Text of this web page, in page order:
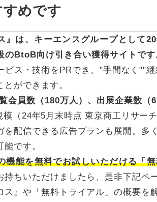
めです
』は、キーエンスグループとして
のBtoB向け引き合い獲得サイトです
ビス・技術をPRでき、"手間なく""
とができます。
会員数（180万人）、出展企業数（
模（24年5月末時点 東京商工リサー
を配信できる広告プランも展開。多
です。
機能を無料でお試しいただける「
持ちいただけましたら、是非下記ペ
』や「無料トライアル」の概要を